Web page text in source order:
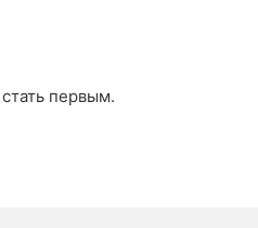
первым.